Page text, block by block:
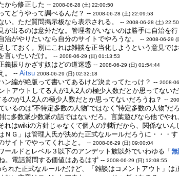
から修正した --2008-06-28 (土) 22:00:50
てどうやって調べるんだ？ --2008-06-28 (土) 22:09:53
い。ただ質問掲示板なら表示される。 --2008-06-28 (土)
が出るのは意外だな。管理者がいないのは勝手に自治を
治がやりたいなら自分のサイトでやろうな。 --2008-06-29 (
しておく。別にこれは雑談を正当化しようという意見で
言いたいだけ。 --2008-06-29 (日) 01:13:53
義振りかざす奴はどの道迷惑 --2008-06-29 (日) 01:54:44
。 --Aitsu 2008-06-29 (日) 02:32:18
ン編が絶版って書いてあるけど決まってたっけ？ --2008-
アウトしてる人が1人2人の極少人数だとか思ってない
のが1人2人の極少人数だとか思ってないだろうね？ --
るのは“不特定多数の人物”ではなく“特定多数の人物”だ
に多数派少数派の話ではないだろ。言葉遊びなら他でや
れはwikiの方針じゃなくて個人の判断だから、関係ない
ＮＧ」は管理人氏が決めた正式なルールだろうに・・・
サイトでやってくれよと。 --2008-06-29 (日) 09:00:04
ールドとレベル３以下のアンデット族以外でいわゆる「
。電話質問する価値はあるはず --2008-06-29 (日) 12:08:55
れた正式なルールだけど、「雑談はコメントアウト」は